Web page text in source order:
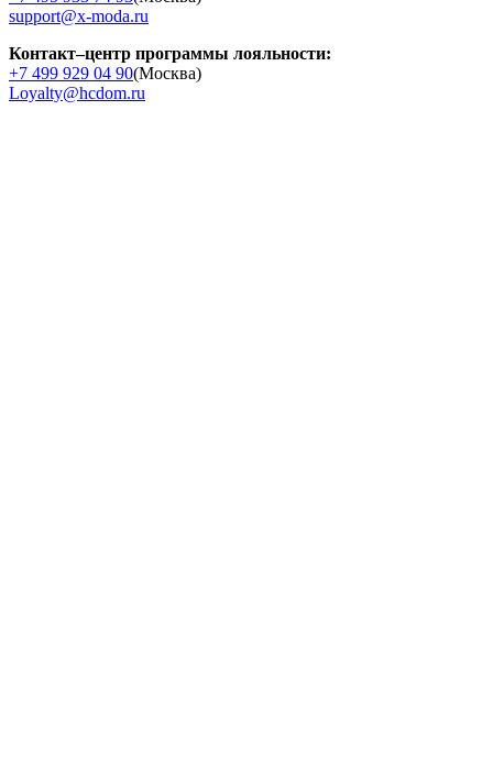
support@x-moda.ru
Контакт–центр программы лояльности:
+7 499 929 04 90(Москва)
Loyalty@hcdom.ru